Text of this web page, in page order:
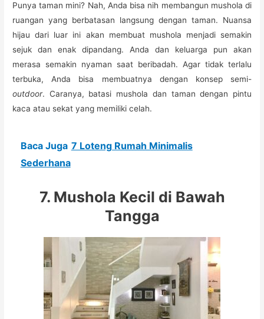
Punya taman mini? Nah, Anda bisa nih membangun mushola di
ruangan yang berbatasan langsung dengan taman. Nuansa
hijau dari luar ini akan membuat mushola menjadi semakin
sejuk dan enak dipandang. Anda dan keluarga pun akan
merasa semakin nyaman saat beribadah. Agar tidak terlalu
terbuka, Anda bisa membuatnya dengan konsep semi-
outdoor. Caranya, batasi mushola dan taman dengan pintu
kaca atau sekat yang memiliki celah.
Baca Juga 7 Loteng Rumah Minimalis
Sederhana
7. Mushola Kecil di Bawah
Tangga